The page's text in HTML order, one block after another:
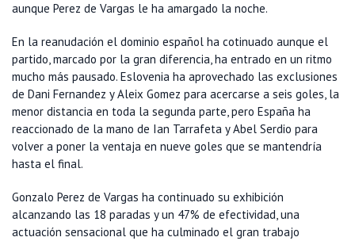
aunque Perez de Vargas le ha amargado la noche.
En la reanudación el dominio español ha cotinuado aunque el
partido, marcado por la gran diferencia, ha entrado en un ritmo
mucho más pausado. Eslovenia ha aprovechado las exclusiones
de Dani Fernandez y Aleix Gomez para acercarse a seis goles, la
menor distancia en toda la segunda parte, pero España ha
reaccionado de la mano de Ian Tarrafeta y Abel Serdio para
volver a poner la ventaja en nueve goles que se mantendría
hasta el final.
Gonzalo Perez de Vargas ha continuado su exhibición
alcanzando las 18 paradas y un 47% de efectividad, una
actuación sensacional que ha culminado el gran trabajo